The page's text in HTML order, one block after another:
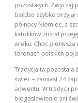
pozostałych.
bardzo szybko
północy Niemiec, a
katolików został
wieku. Choć pierwsza
terenach polskich
Tradycja ta pozostała
świec – zamiast 24
adwentu. W tradycji
błogosławienie ani